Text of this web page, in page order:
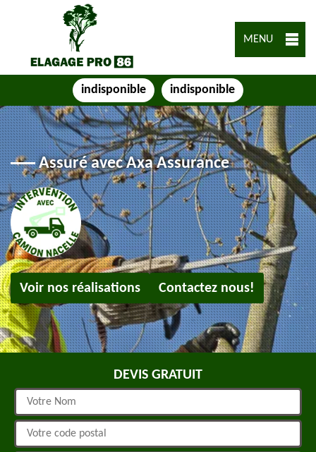
MENU
indisponible indisponible
Assuré avec Axa Assurance
Voir nos réalisations Contactez nous!
DEVIS GRATUIT